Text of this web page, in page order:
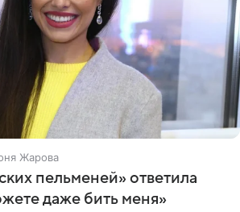
Жарова
пельменей» ответила
даже бить меня»